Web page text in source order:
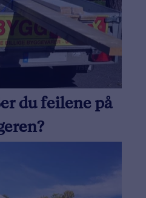
du feilene på